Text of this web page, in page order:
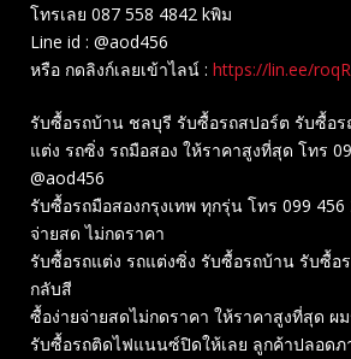
โทรเลย 087 558 4842 kพิม
Line id : @aod456
หรือ กดลิงก์เลยเข้าไลน์ : https://lin.ee/
รับซื้อรถบ้าน ชลบุรี รับซื้อรถสปอร์ต รับซื้อ
แต่ง รถซิ่ง รถมือสอง ให้ราคาสูงที่สุด โทร
@aod456
รับซื้อรถมือสองกรุงเทพ ทุกรุ่น โทร 099 456
จ่ายสด ไม่กดราคา
รับซื้อรถแต่ง รถแต่งซิ่ง รับซื้อรถบ้าน รับซื้อร
กลับสี
ซื้อง่ายจ่ายสดไม่กดราคา ให้ราคาสูงที่สุด ผม
รับซื้อรถติดไฟแนนซ์ปิดให้เลย ลูกค้าปลอด